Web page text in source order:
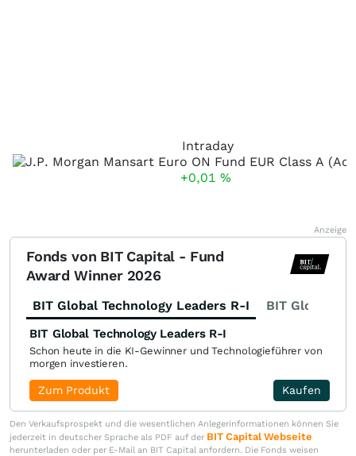
Intraday
+0,01 %
Anzeige
Fonds von BIT Capital - Fund
Award Winner 2026
BIT Global Technology Leaders R-I BIT Global
BIT Global Technology Leaders R-I
Schon heute in die KI-Gewinner und Technologieführer von
morgen investieren.
Kaufen
Zum Produkt
Den Verkaufsprospekt und die wesentlichen Anlegerinformationen können Sie
jederzeit in deutscher Sprache als PDF auf der BIT Capital Webseite
herunterladen oder per E-Mail an BIT Capital anfordern. Die Fonds weisen